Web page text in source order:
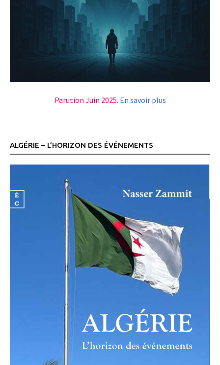
Parution Juin 2025. En savoir plus
ALGÉRIE – L’HORIZON DES ÉVÉNEMENTS